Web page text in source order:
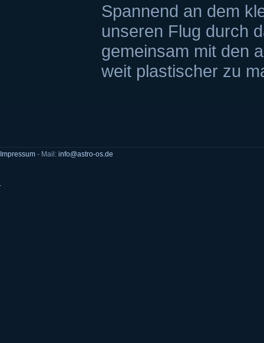
Spannend an dem
unseren Flug durch
gemeinsam mit den
weit plastischer zu
Impressum - Mail: info@astro-os.de